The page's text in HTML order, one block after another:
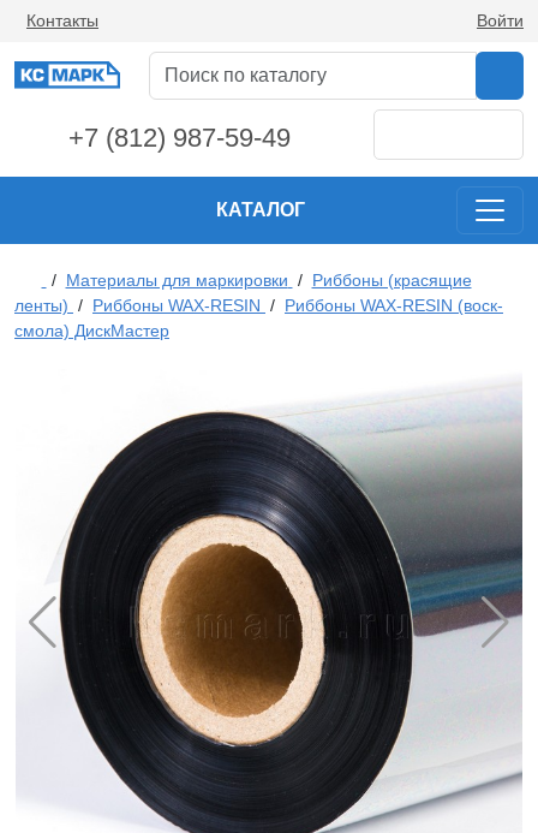
Контакты Войти
+7 (812) 987-59-49
КАТАЛОГ
/ Материалы для маркировки / Риббоны (красящие
ленты) / Риббоны WAX-RESIN / Риббоны WAX-RESIN (воск-
смола) ДискМастер